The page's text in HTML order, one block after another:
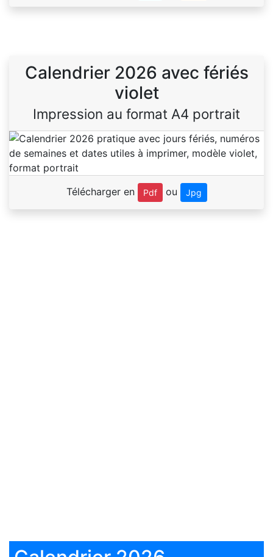
Calendrier 2026 avec fériés
violet
Impression au format A4 portrait
Télécharger en Pdf ou Jpg